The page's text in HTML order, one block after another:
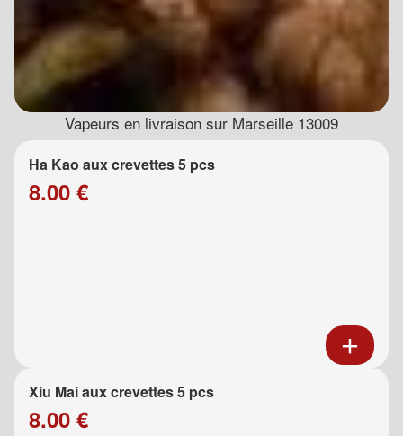
Vapeurs en livraison sur Marseille 13009
Ha Kao aux crevettes 5 pcs
8.00 €
Xiu Mai aux crevettes 5 pcs
8.00 €